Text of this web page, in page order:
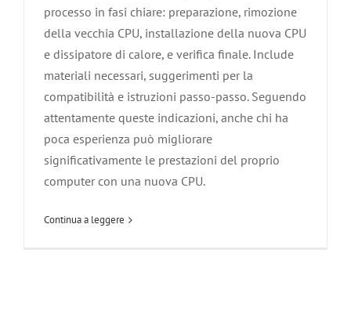
processo in fasi chiare: preparazione, rimozione
della vecchia CPU, installazione della nuova CPU
e dissipatore di calore, e verifica finale. Include
materiali necessari, suggerimenti per la
compatibilità e istruzioni passo-passo. Seguendo
attentamente queste indicazioni, anche chi ha
poca esperienza può migliorare
significativamente le prestazioni del proprio
computer con una nuova CPU.
Continua a leggere